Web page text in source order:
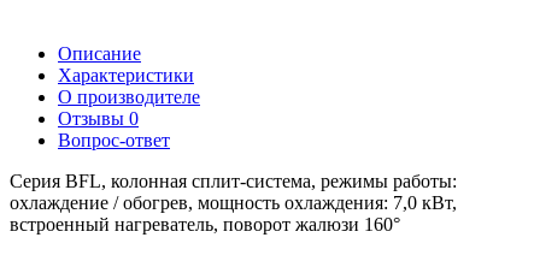
Описание
Характеристики
О производителе
Отзывы 0
Вопрос-ответ
Серия BFL, колонная сплит-система, режимы работы:
охлаждение / обогрев, мощность охлаждения: 7,0 кВт,
встроенный нагреватель, поворот жалюзи 160°